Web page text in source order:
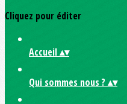
Cliquez pour éditer
Accueil▴▾
Qui sommes nous ? ▴▾